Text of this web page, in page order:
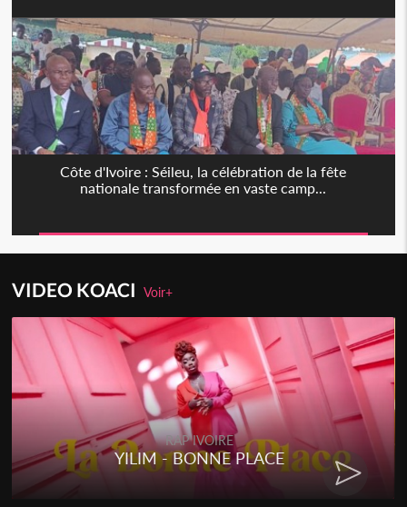
Côte d'Ivoire : Séileu, la célébration de la fête
nationale transformée en vaste camp...
VIDEO KOACIVoir+
RAP IVOIRE
YILIM - BONNE PLACE